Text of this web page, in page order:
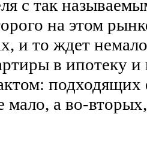
с так
на этом
и то ждет
в ипотеку и
подходящих
мало, а во-